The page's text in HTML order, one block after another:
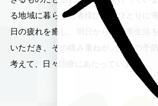
る地域に暮らす患者様ひとりひとりに
日の疲れを癒し、明日からの日常生活
いただき、その積み重ねが、病気の予
考えて、日々治療にあたっています。